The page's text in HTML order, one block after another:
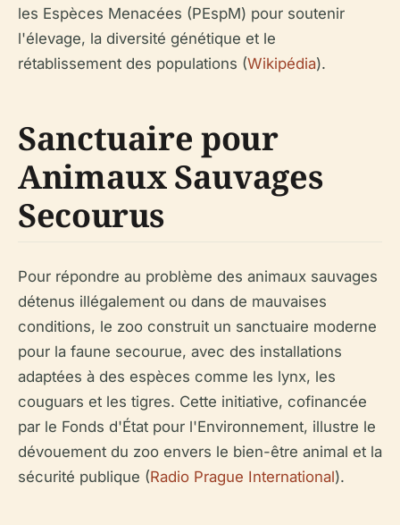
les Espèces Menacées (PEspM) pour soutenir
l'élevage, la diversité génétique et le
rétablissement des populations (Wikipédia).
Sanctuaire pour
Animaux Sauvages
Secourus
Pour répondre au problème des animaux sauvages
détenus illégalement ou dans de mauvaises
conditions, le zoo construit un sanctuaire moderne
pour la faune secourue, avec des installations
adaptées à des espèces comme les lynx, les
couguars et les tigres. Cette initiative, cofinancée
par le Fonds d'État pour l'Environnement, illustre le
dévouement du zoo envers le bien-être animal et la
sécurité publique (Radio Prague International).